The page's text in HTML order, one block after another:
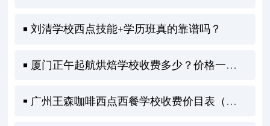
刘清学校西点技能+学历班真的靠谱吗？
厦门正午起航烘焙学校收费多少？价格一览全解析！
广州王森咖啡西点西餐学校收费价目表（学费贵吗）